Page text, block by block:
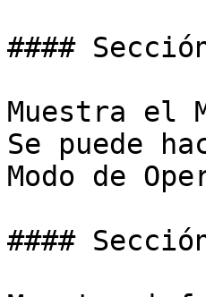
####
Muestra el
Se puede
Modo de
####